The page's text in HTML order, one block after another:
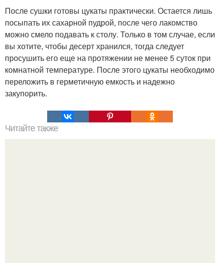
После сушки готовы цукаты практически. Остается лишь
посыпать их сахарной пудрой, после чего лакомство
можно смело подавать к столу. Только в том случае, если
вы хотите, чтобы десерт хранился, тогда следует
просушить его еще на протяжении не менее 5 суток при
комнатной температуре. После этого цукаты необходимо
переложить в герметичную емкость и надежно
закупорить.
Читайте также